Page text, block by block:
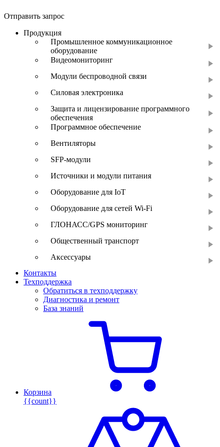
Отправить запрос
Продукция
Промышленное коммуникационное
оборудование
Видеомониторинг
Модули беспроводной связи
Силовая электроника
Защита и лицензирование программного
обеспечения
Программное обеспечение
Вентиляторы
SFP-модули
Источники и модули питания
Оборудование для IoT
Оборудование для сетей Wi-Fi
ГЛОНАСС/GPS мониторинг
Общественный транспорт
Аксессуары
Контакты
Техподдержка
Обратиться в техподдержку
Диагностика и ремонт
База знаний
Корзина
{{count}}